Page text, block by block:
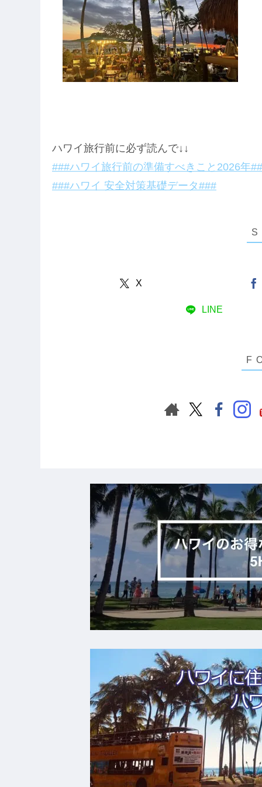
ハワイ旅行前に必ず読んで↓↓
###ハワイ旅行前の準備すべきこと2026年
###ハワイ 安全対策基礎データ###
X
LINE